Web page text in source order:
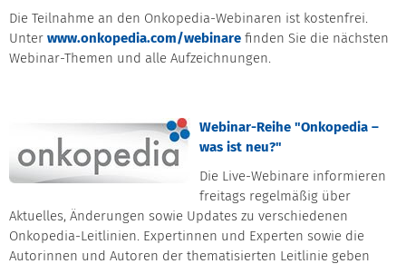
Die Teilnahme an den Onkopedia-Webinaren ist kostenfrei.
Unter www.onkopedia.com/webinare finden Sie die nächsten
Webinar-Themen und alle Aufzeichnungen.
Webinar-Reihe "Onkopedia –
was ist neu?"
Die Live-Webinare informieren
freitags regelmäßig über
Aktuelles, Änderungen sowie Updates zu verschiedenen
Onkopedia-Leitlinien. Expertinnen und Experten sowie die
Autorinnen und Autoren der thematisierten Leitlinie geben